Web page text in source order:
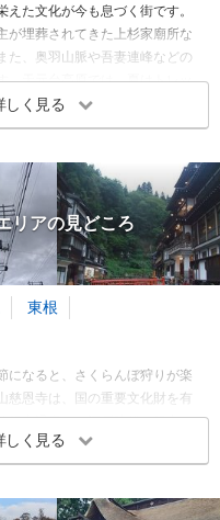
寺・神社・教会
3.36
訪れたトラベラーのクチコミ
山寺の守護神
水みくじがある神社
建立
観光ランキングを見る
投稿された旅行記をもとに集計
別人気スポット
9～11月 冬12～2月
た文化が今も息づく街です。
が埋葬されてきた上杉家廟所な
た、奥羽山脈や吾妻連峰などの
。天元台高原では、夏はトレッ
できます。天元台高原の麓にあ
たりとした滞在が楽しめます。
予算
投稿された旅行記をもとに集計
ット
9～11月 冬12～2月
しく見る
リアの見どころ
東根
になると、さくらんぼ狩りが楽
慈恩寺は、国の重要文化財を有
銀山温泉は、江戸時代に銀山と
築の旅館とガス灯が大正時代の
出羽三山の主峰、月山には山頂
しく見る